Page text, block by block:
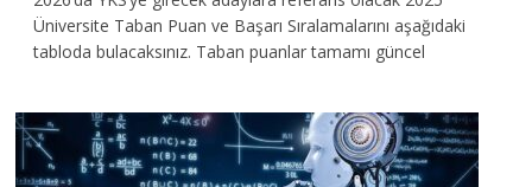
Üniversite Taban Puan ve Başarı Sıralamalarını aşağıdaki
tabloda bulacaksınız. Taban puanlar tamamı güncel